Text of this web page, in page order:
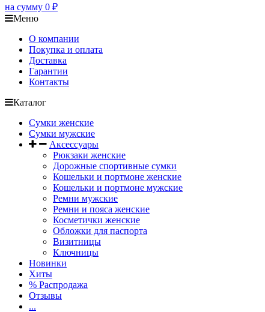
на сумму 0 ₽
Меню
О компании
Покупка и оплата
Доставка
Гарантии
Контакты
Каталог
Сумки женские
Сумки мужские
Аксессуары
Рюкзаки женские
Дорожные спортивные сумки
Кошельки и портмоне женские
Кошельки и портмоне мужские
Ремни мужские
Ремни и пояса женские
Косметички женские
Обложки для паспорта
Визитницы
Ключницы
Новинки
Хиты
% Распродажа
Отзывы
...